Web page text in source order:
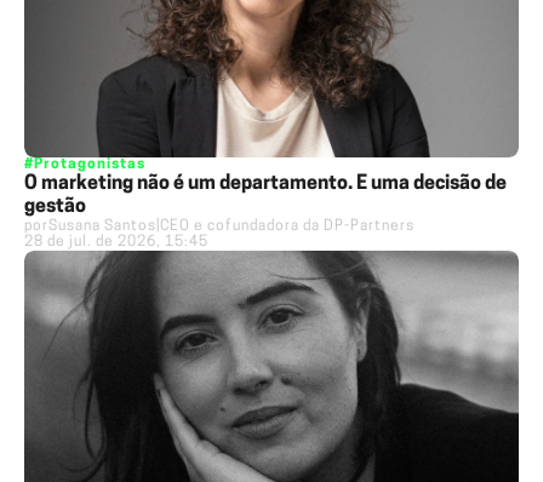
#Protagonistas
O marketing não é um departamento. É uma decisão de
gestão
porSusana Santos CEO e cofundadora da DP-Partners
28 de jul. de 2026, 15:45